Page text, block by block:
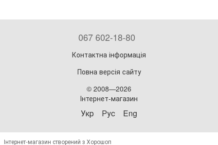
067 602-18-80
Контактна інформація
Повна версія сайту
© 2008—2026
Інтернет-магазин
Укр Рус Eng
Інтернет-магазин створений з Хорошоп